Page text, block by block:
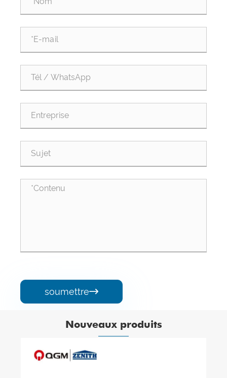
soumettre
Nouveaux produits